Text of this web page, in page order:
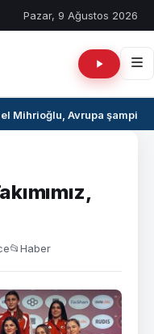
Pazar, 9 Ağustos 2026
Mihrioğlu, Avrupa
📂Haber